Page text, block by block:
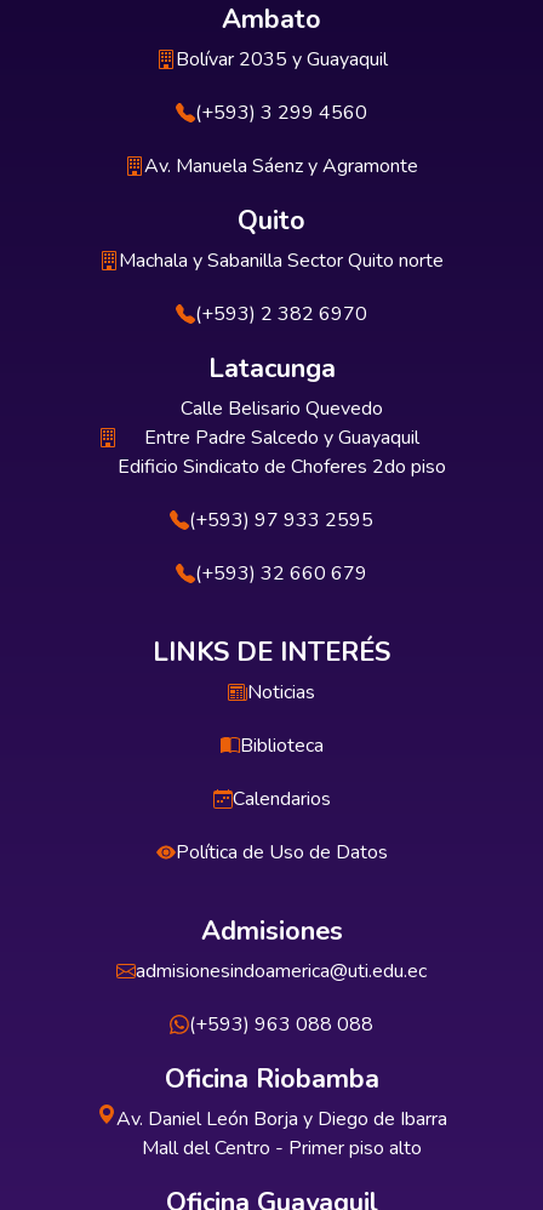
Ambato
Bolívar 2035 y Guayaquil
(+593) 3 299 4560
Av. Manuela Sáenz y Agramonte
Quito
Machala y Sabanilla Sector Quito norte
(+593) 2 382 6970
Latacunga
Calle Belisario Quevedo
Entre Padre Salcedo y Guayaquil
Edificio Sindicato de Choferes 2do piso
(+593) 97 933 2595
(+593) 32 660 679
LINKS DE INTERÉS
Noticias
Biblioteca
Calendarios
Política de Uso de Datos
Admisiones
admisionesindoamerica@uti.edu.ec
(+593) 963 088 088
Oficina Riobamba
Av. Daniel León Borja y Diego de Ibarra
Mall del Centro - Primer piso alto
Oficina Guayaquil